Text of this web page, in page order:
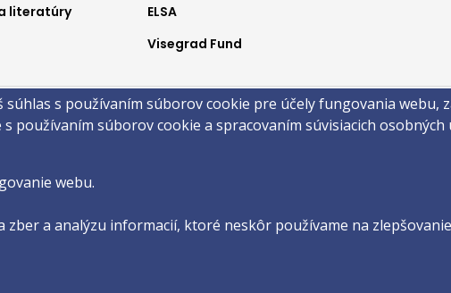
literatúry
ELSA
Visegrad Fund
Technická podpora Vyhlásenie o prístupnosti Cookies
ActivIT s.r.o.
s používaním súborov cookie pre účely fungovania webu,
s používaním súborov cookie a spracovaním súvisiacich osobných
webu.
a analýzu informacií, ktoré neskôr používame na